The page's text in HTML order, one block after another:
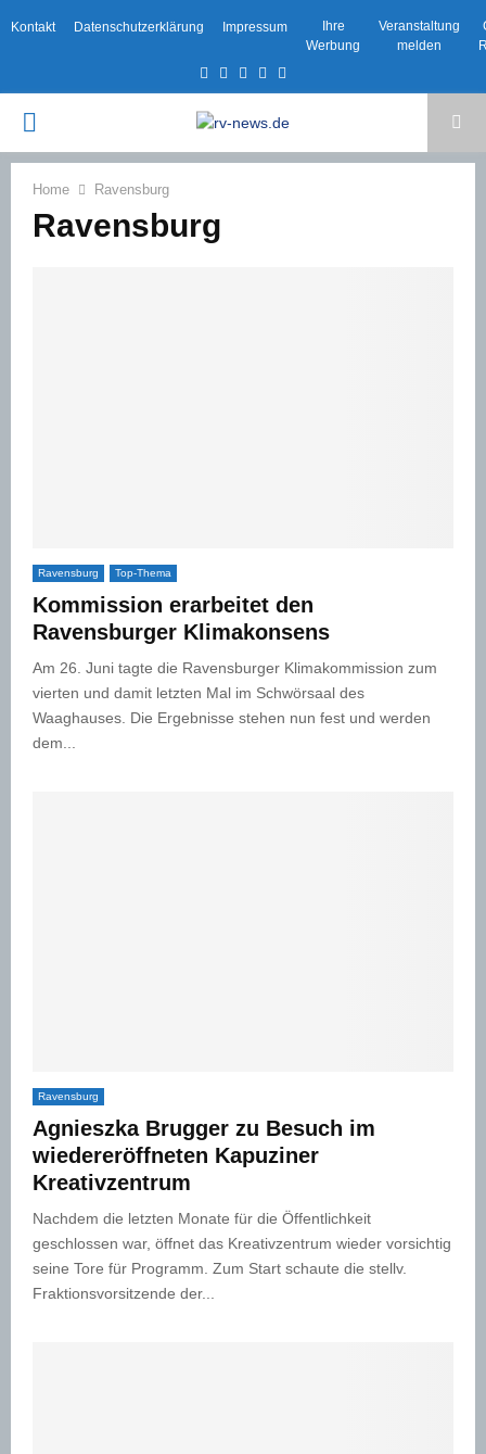
Kontakt Datenschutzerklärung Impressum
Ihre
Werbung
Veranstaltung
melden
Facebook
TwitterInstagram
Email
PRIMARY
MENU
Home Ravensburg
Ravensburg
Ravensburg Top-Thema
Kommission erarbeitet den
Ravensburger Klimakonsens
Am 26. Juni tagte die Ravensburger Klimakommission zum
vierten und damit letzten Mal im Schwörsaal des
Waaghauses. Die Ergebnisse stehen nun fest und werden
dem...
Ravensburg
Agnieszka Brugger zu Besuch im
wiedereröffneten Kapuziner
Kreativzentrum
Nachdem die letzten Monate für die Öffentlichkeit
geschlossen war, öffnet das Kreativzentrum wieder vorsichtig
seine Tore für Programm. Zum Start schaute die stellv.
Fraktionsvorsitzende der...